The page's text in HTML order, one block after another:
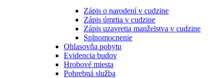
Zápis o narodení v cudzine
Zápis úmrtia v cudzine
Zápis uzavretia manželstva v cudzine
Splnomocnenie
Ohlasovňa pobytu
Evidencia budov
Hrobové miesta
Pohrebná služba